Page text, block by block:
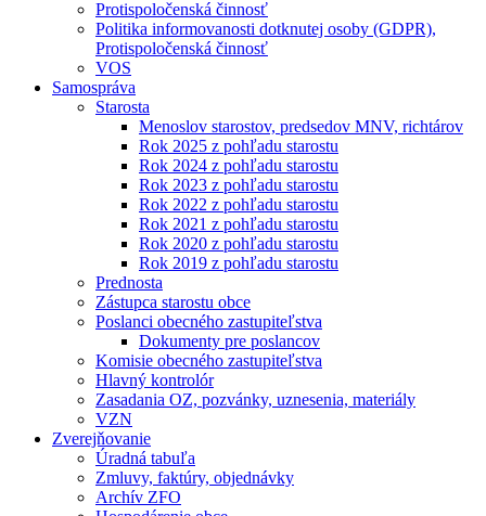
Protispoločenská činnosť
Politika informovanosti dotknutej osoby (GDPR),
Protispoločenská činnosť
VOS
Samospráva
Starosta
Menoslov starostov, predsedov MNV, richtárov
Rok 2025 z pohľadu starostu
Rok 2024 z pohľadu starostu
Rok 2023 z pohľadu starostu
Rok 2022 z pohľadu starostu
Rok 2021 z pohľadu starostu
Rok 2020 z pohľadu starostu
Rok 2019 z pohľadu starostu
Prednosta
Zástupca starostu obce
Poslanci obecného zastupiteľstva
Dokumenty pre poslancov
Komisie obecného zastupiteľstva
Hlavný kontrolór
Zasadania OZ, pozvánky, uznesenia, materiály
VZN
Zverejňovanie
Úradná tabuľa
Zmluvy, faktúry, objednávky
Archív ZFO